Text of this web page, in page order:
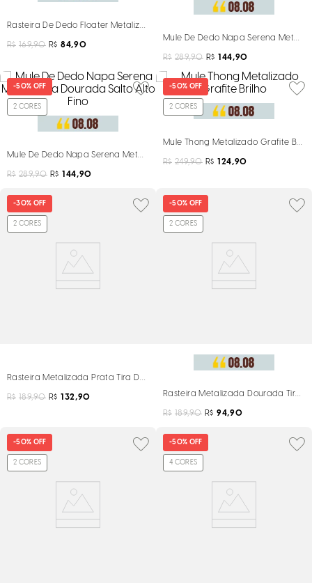
Rasteira De Dedo Floater Metalizada Prata
R$ 169,90 R$ 84,90
Mule De Dedo Napa Serena
R$ 289,90 R$ 144,90
-50% OFF
2 CORES
Mule De Dedo Napa Serena Metalizada Dourada Salto Alto Fino
R$ 289,90 R$ 144,90
-50% OFF
2 CORES
Mule Thong Metalizado Grafite
R$ 249,90 R$ 124,90
-30% OFF
2 CORES
Rasteira Metalizada Prata Tira De Dedo
R$ 189,90 R$ 132,90
-50% OFF
2 CORES
Rasteira Metalizada Dourada Tira
R$ 189,90 R$ 94,90
-50% OFF
2 CORES
-50% OFF
4 CORES